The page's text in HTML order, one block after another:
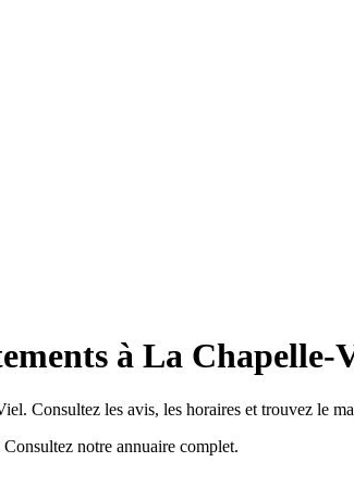
à La Chapelle-
Consultez les avis, les horaires et trouvez le
notre annuaire complet.